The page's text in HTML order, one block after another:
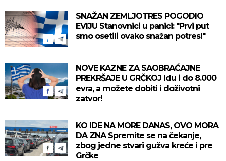
SNAŽAN ZEMLJOTRES POGODIO
EVIJU Stanovnici u panici: "Prvi put
smo osetili ovako snažan potres!"
NOVE KAZNE ZA SAOBRAĆAJNE
PREKRŠAJE U GRČKOJ Idu i do 8.000
evra, a možete dobiti i doživotni
zatvor!
KO IDE NA MORE DANAS, OVO MORA
DA ZNA Spremite se na čekanje,
zbog jedne stvari gužva kreće i pre
Grčke